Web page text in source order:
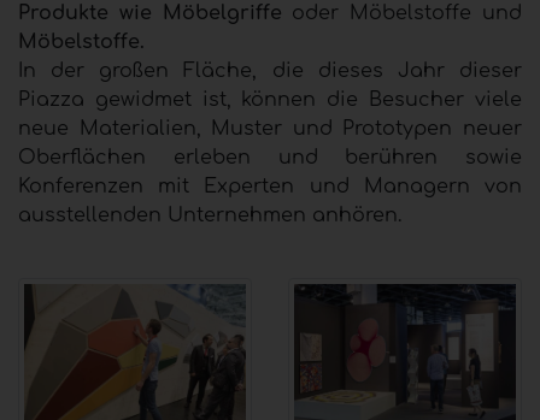
Produkte wie Möbelgriffe oder Möbelstoffe und
Möbelstoffe.
In der großen Fläche, die dieses Jahr dieser
Piazza gewidmet ist, können die Besucher viele
neue Materialien, Muster und Prototypen neuer
Oberflächen erleben und berühren sowie
Konferenzen mit Experten und Managern von
ausstellenden Unternehmen anhören.